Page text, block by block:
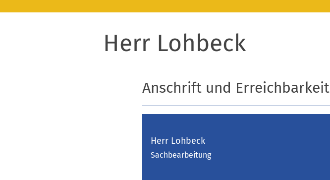
Herr Lohbeck
Anschrift und Erreichbarkeit
Herr Lohbeck
Sachbearbeitung